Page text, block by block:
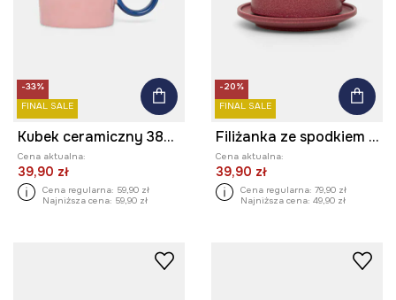
-33%
FINAL SALE
Kubek ceramiczny 380 ml
Cena aktualna:
39,90 zł
Cena regularna: 59,90 zł
Najniższa cena: 59,90 zł
-20%
FINAL SALE
Filiżanka ze spodkiem ceramiczna
Cena aktualna:
39,90 zł
Cena regularna: 79,90 zł
Najniższa cena: 49,90 zł